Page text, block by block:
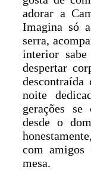
adorar a
Imagina só
serra,
interior
despertar
descontraída
noite
gerações
desde o
com amigos
mesa.